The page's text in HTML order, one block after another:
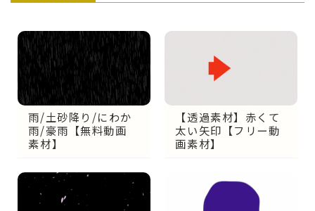
雨/土砂降り/にわか
雨/豪雨【無料動画
素材】
【透過素材】赤くて
太い矢印【フリー動
画素材】